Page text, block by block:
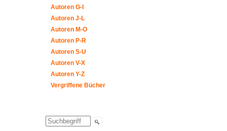
Autoren G-I
Autoren J-L
Autoren M-O
Autoren P-R
Autoren S-U
Autoren V-X
Autoren Y-Z
Vergriffene Bücher